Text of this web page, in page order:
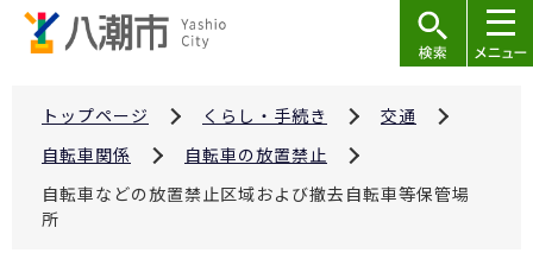
トップページ くらし・手続き
交通
自転車関係
自転車の放置禁止
自転車などの放置禁止区域および撤去自転車等保管場
所